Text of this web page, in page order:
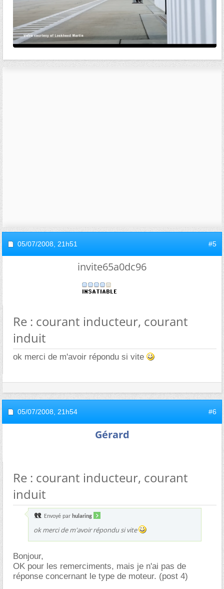
05/07/2008, 21h51 #5
invite65a0dc96
Re : courant inducteur, courant
induit
ok merci de m'avoir répondu si vite
05/07/2008, 21h54 #6
Gérard
Re : courant inducteur, courant
induit
Envoyé par hularing
ok merci de m'avoir répondu si vite
Bonjour,
OK pour les remerciments, mais je n'ai pas de
réponse concernant le type de moteur. (post 4)